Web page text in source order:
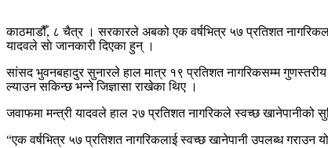
काठमाडौँ, ८ चैत्र । सरकारले अबको एक वर्षभित्र ५७ प्रतिशत
यादवले साे जानकारी दिएका हुन् ।
सांसद भुवनबहादुर सुनारले हाल मात्र १९ प्रतिशत नागरिकसम्म
ल्याउन सकिन्छ भन्ने जिज्ञासा राखेका थिए ।
जवाफमा मन्त्री यादवले हाल २७ प्रतिशत नागरिकले स्वच्छ खानेपानीको
“एक वर्षभित्र ५७ प्रतिशत नागरिकलाई स्वच्छ खानेपानी उपलब्ध गराउन